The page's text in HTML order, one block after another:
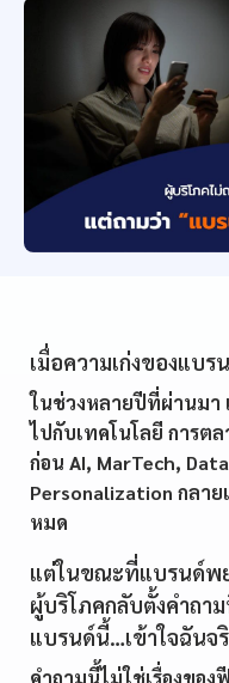
เมื่อความเก่งของแบ
ในช่วงหลายปีที่ผ่านม
ไปกับเทคโนโลยี การต
ก่อน AI, MarTech,
Personalization กลา
หมด
แต่ในขณะที่แบรนด์พย
ผู้บริโภคกลับตั้งคำถาม
แบรนด์นี้…เข้าใจฉันจ
คำถามนี้ไม่ใช่เรื่องของ